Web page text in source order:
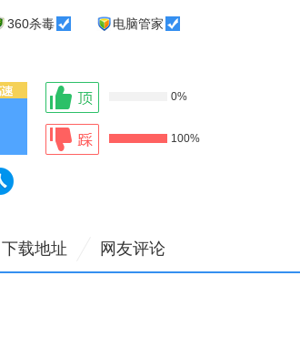
360杀毒 电脑管家
0%
100%
下载地址 网友评论